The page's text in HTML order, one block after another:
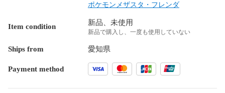
ポケモンメザスタ・フレンダ
Item condition 新品、未使用
新品で購入し、一度も使用していない
Ships from 愛知県
Payment method